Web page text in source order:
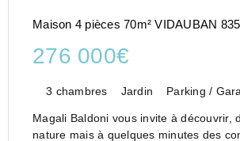
Maison 4 pièces 70m² VIDAUBAN
276 000€
3 chambres Jardin Parking /
Magali Baldoni vous invite à découvrir,
nature mais à quelques minutes des